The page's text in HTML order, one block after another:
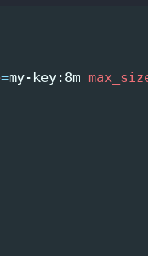
=my-key:8m